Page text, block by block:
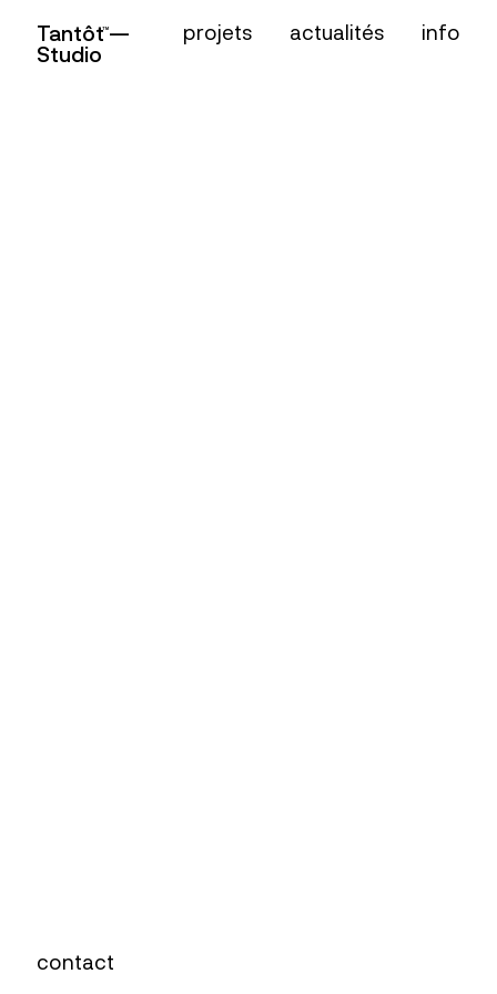
projets actualités
Tantôt —
Studio
TM info
contact